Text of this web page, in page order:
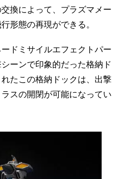
換によって、プラズマメー
形態の再現ができる。
ドミサイルエフェクトパー
ーンで印象的だった格納ド
たこの格納ドックは、出撃
スの開閉が可能になってい